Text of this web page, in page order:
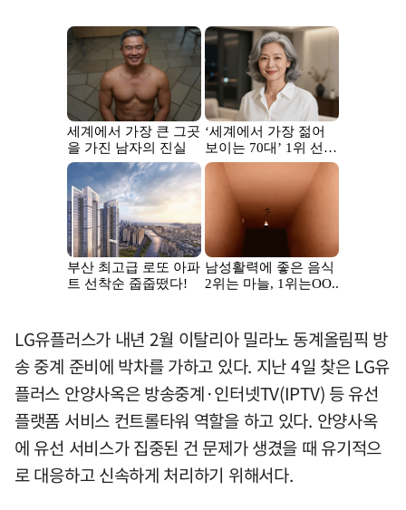
LG유플러스가 내년 2월 이탈리아 밀라노 동계올림픽 방
송 중계 준비에 박차를 가하고 있다. 지난 4일 찾은 LG유
플러스 안양사옥은 방송중계·인터넷TV(IPTV) 등 유선
플랫폼 서비스 컨트롤타워 역할을 하고 있다. 안양사옥
에 유선 서비스가 집중된 건 문제가 생겼을 때 유기적으
로 대응하고 신속하게 처리하기 위해서다.